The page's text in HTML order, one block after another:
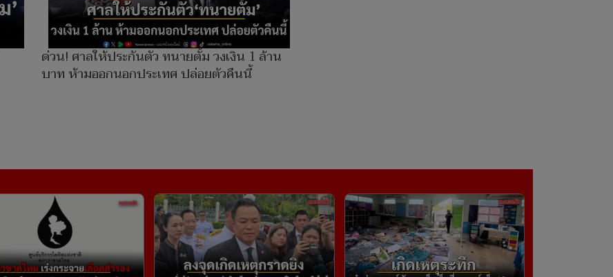
ด่วน! ศาลให้ประกันตัว ทนายตั้ม วงเงิน 1 ล้าน
บาท ห้ามออกนอกประเทศ ปล่อยตัวคืนนี้